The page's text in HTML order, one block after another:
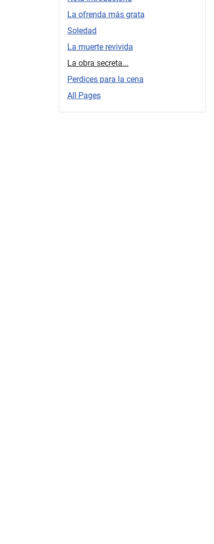
La ofrenda más grata
Soledad
La muerte revivida
La obra secreta...
Perdices para la cena
All Pages